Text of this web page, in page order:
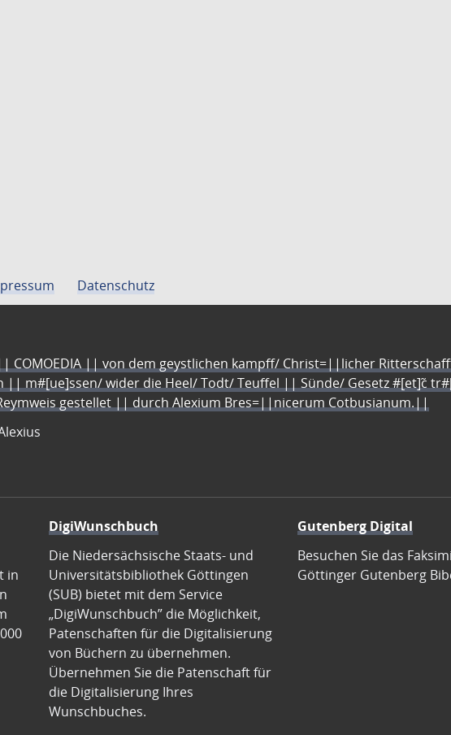
Datenschutz
COMOEDIA || von dem geystlichen kampff/ Christ=||licher
|| m#[ue]ssen/ wider die Heel/ Todt/ Teuffel || Sünde/ Gesetz #[et]c̃
gestellet || durch Alexium Bres=||nicerum Cotbusianum.||
in
DigiWunschbuch
Die Niedersächsische Staats- und
Universitätsbibliothek Göttingen
(SUB) bietet mit dem Service
„DigiWunschbuch” die Möglichkeit,
Patenschaften für die Digitalisierung
von Büchern zu übernehmen.
Übernehmen Sie die Patenschaft für
die Digitalisierung Ihres
Wunschbuches.
Gutenberg Digital
Besuchen Sie das
Göttinger Gutenberg